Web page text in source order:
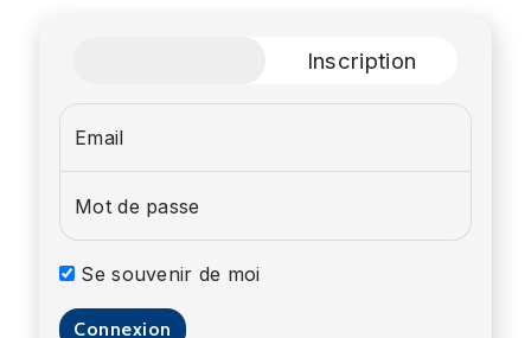
Inscription
Email
Mot de passe
Se souvenir de moi
Connexion